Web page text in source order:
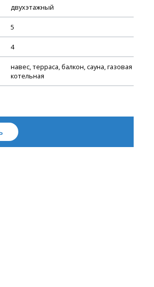
двухэтажный
5
4
навес, терраса, балкон, сауна, газовая
котельная
кровли